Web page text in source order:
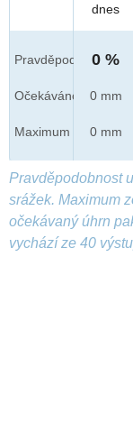
Pravděpod.
Očekáváno
Maximum
dnes
0 %
0 mm
0 mm
Pravděpodobnost
srážek. Maximum
očekávaný úhrn
vychází ze 40